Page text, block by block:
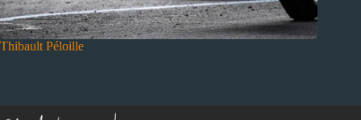
Thibault Péloille